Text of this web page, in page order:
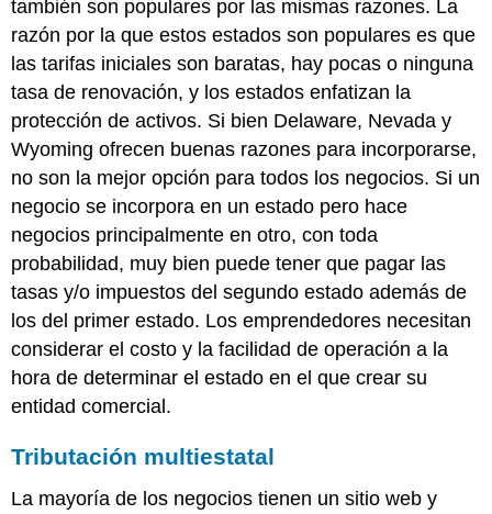
también son populares por las mismas razones. La
razón por la que estos estados son populares es que
las tarifas iniciales son baratas, hay pocas o ninguna
tasa de renovación, y los estados enfatizan la
protección de activos. Si bien Delaware, Nevada y
Wyoming ofrecen buenas razones para incorporarse,
no son la mejor opción para todos los negocios. Si un
negocio se incorpora en un estado pero hace
negocios principalmente en otro, con toda
probabilidad, muy bien puede tener que pagar las
tasas y/o impuestos del segundo estado además de
los del primer estado. Los emprendedores necesitan
considerar el costo y la facilidad de operación a la
hora de determinar el estado en el que crear su
entidad comercial.
Tributación multiestatal
La mayoría de los negocios tienen un sitio web y